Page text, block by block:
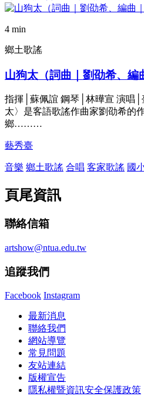
4 min
鄉土歌謠
山狗太（詞曲｜劉劭希、編
指揮│蘇佩誼 鋼琴│林曄宣 演唱
太〉是客語歌謠作曲家劉劭希的
鄉………
藝秀臺
音樂 鄉土歌謠 合唱 客家歌謠 國
頁尾資訊
聯絡信箱
artshow@ntua.edu.tw
追蹤我們
Facebook Instagram
最新消息
聯絡我們
網站導覽
常見問題
友站連結
版權宣告
隱私權暨資訊安全保護政策